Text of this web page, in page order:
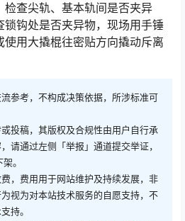
检查尖轨、基本轨间是否夹异
钩处是否夹异物，现场用手锤
用大撬棍往密贴方向撬动斥离
参考，不构成决策依据，所涉标准可
投稿，其版权及合规性由用户自行承
请通过左侧「举报」通道提交举证，
。
，费用用于网站维护及持续发展，非
视为对本站技术服务的自愿支持，不
持。